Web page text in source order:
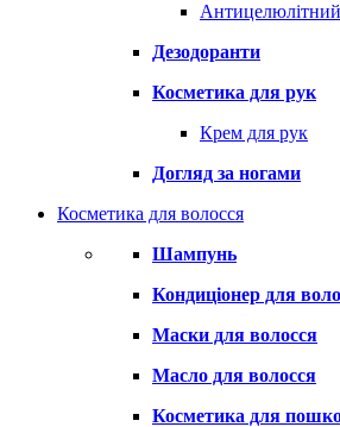
Дезодоранти
Косметика для рук
Крем для рук
Догляд за ногами
Косметика для волосся
Шампунь
Кондиціонер для
Маски для волосся
Масло для волосся
Косметика для